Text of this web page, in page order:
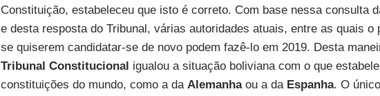
Constituição, estabeleceu que isto é correto. Com base nessa consulta
e desta resposta do Tribunal, várias autoridades atuais, entre as quais o
se quiserem candidatar-se de novo podem fazê-lo em 2019. Desta
Tribunal Constitucional igualou a situação boliviana com o que
constituições do mundo, como a da Alemanhaou a da Espanha. O